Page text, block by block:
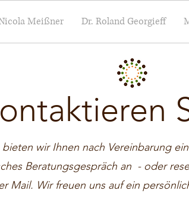
Meißner Dr. Roland Georgieff
bieten wir Ihnen nach Vereinbarung
Beratungsgespräch an - oder
Mail. Wir freuen uns auf ein